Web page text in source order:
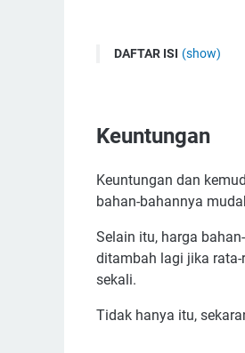
DAFTAR ISI (show)
Analisis Usaha Nasi
Modal Investasi
Biaya Operasional
Rincian
Rincian
Keuntungan
Keuntungan dan
bahan-bahannya
Selain itu, harga
ditambah lagi jika
sekali.
Tidak hanya itu,